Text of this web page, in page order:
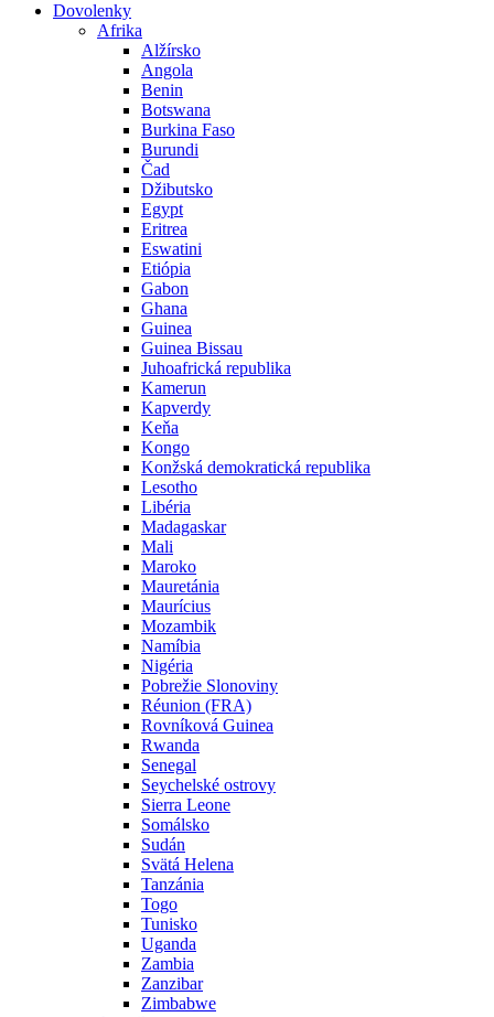
Dovolenky
Afrika
Alžírsko
Angola
Benin
Botswana
Burkina Faso
Burundi
Čad
Džibutsko
Egypt
Eritrea
Eswatini
Etiópia
Gabon
Ghana
Guinea
Guinea Bissau
Juhoafrická republika
Kamerun
Kapverdy
Keňa
Kongo
Konžská demokratická republika
Lesotho
Libéria
Madagaskar
Mali
Maroko
Mauretánia
Maurícius
Mozambik
Namíbia
Nigéria
Pobrežie Slonoviny
Réunion (FRA)
Rovníková Guinea
Rwanda
Senegal
Seychelské ostrovy
Sierra Leone
Somálsko
Sudán
Svätá Helena
Tanzánia
Togo
Tunisko
Uganda
Zambia
Zanzibar
Zimbabwe